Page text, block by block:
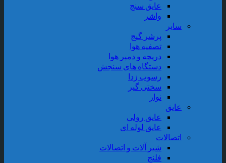
عایق سنج
واشر
پرشر گیج
تصفیه هوا
دریچه و دمپر هوا
دستگاه های سنجش
رسوب زدا
سختی گیر
عایق رولی
عایق لوله ای
اتصالات
شیر آلات و اتصالات